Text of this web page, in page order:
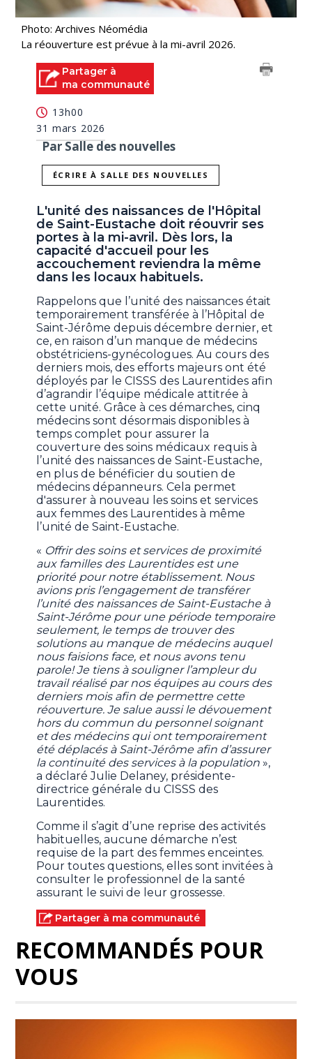
Photo: Archives Néomédia
La réouverture est prévue à la mi-avril 2026.
Partager à
ma communauté
13h00
31 mars 2026
Par Salle des nouvelles
ÉCRIRE À SALLE DES NOUVELLES
L'unité des naissances de l'Hôpital
de Saint-Eustache doit réouvrir ses
portes à la mi-avril. Dès lors, la
capacité d'accueil pour les
accouchement reviendra la même
dans les locaux habituels.
Rappelons que l’unité des naissances était
temporairement transférée à l’Hôpital de
Saint-Jérôme depuis décembre dernier, et
ce, en raison d’un manque de médecins
obstétriciens-gynécologues. Au cours des
derniers mois, des efforts majeurs ont été
déployés par le CISSS des Laurentides afin
d’agrandir l’équipe médicale attitrée à
cette unité. Grâce à ces démarches, cinq
médecins sont désormais disponibles à
temps complet pour assurer la
couverture des soins médicaux requis à
l’unité des naissances de Saint-Eustache,
en plus de bénéficier du soutien de
médecins dépanneurs. Cela permet
d'assurer à nouveau les soins et services
aux femmes des Laurentides à même
l’unité de Saint-Eustache.
« Offrir des soins et services de proximité
aux familles des Laurentides est une
priorité pour notre établissement. Nous
avions pris l’engagement de transférer
l’unité des naissances de Saint-Eustache à
Saint-Jérôme pour une période temporaire
seulement, le temps de trouver des
solutions au manque de médecins auquel
nous faisions face, et nous avons tenu
parole! Je tiens à souligner l’ampleur du
travail réalisé par nos équipes au cours des
derniers mois afin de permettre cette
réouverture. Je salue aussi le dévouement
hors du commun du personnel soignant
et des médecins qui ont temporairement
été déplacés à Saint-Jérôme afin d’assurer
la continuité des services à la population»,
a déclaré Julie Delaney, présidente-
directrice générale du CISSS des
Laurentides.
Comme il s’agit d’une reprise des activités
habituelles, aucune démarche n’est
requise de la part des femmes enceintes.
Pour toutes questions, elles sont invitées à
consulter le professionnel de la santé
assurant le suivi de leur grossesse.
Partager à ma communauté
RECOMMANDÉS POUR
VOUS